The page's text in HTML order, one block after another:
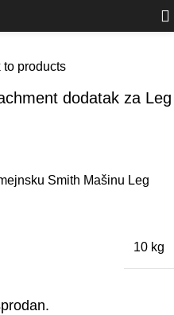
to products
dodatak za Leg
Smith Mašinu Leg
10 kg